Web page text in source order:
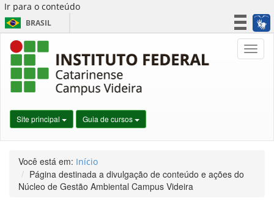
Ir para o conteúdo
BRASIL
Simplifique!
Site principal Guia de cursos
Você está em: Início
Página destinada a divulgação de conteúdo e ações do
Núcleo de Gestão Ambiental Campus Videira